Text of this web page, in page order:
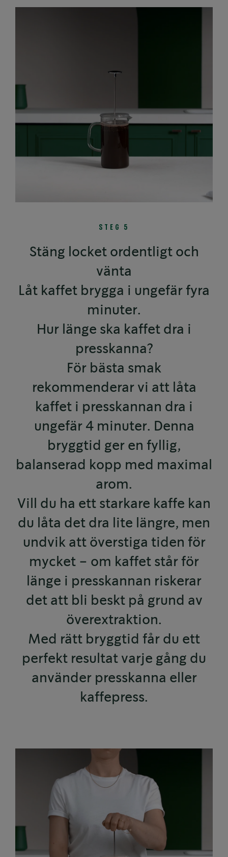
STEG 5
Stäng locket ordentligt och
vänta
Låt kaffet brygga i ungefär fyra
minuter.
Hur länge ska kaffet dra i
presskanna?
För bästa smak
rekommenderar vi att låta
kaffet i presskannan dra i
ungefär 4 minuter. Denna
bryggtid ger en fyllig,
balanserad kopp med maximal
arom.
Vill du ha ett starkare kaffe kan
du låta det dra lite längre, men
undvik att överstiga tiden för
mycket – om kaffet står för
länge i presskannan riskerar
det att bli beskt på grund av
överextraktion.
Med rätt bryggtid får du ett
perfekt resultat varje gång du
använder presskanna eller
kaffepress.